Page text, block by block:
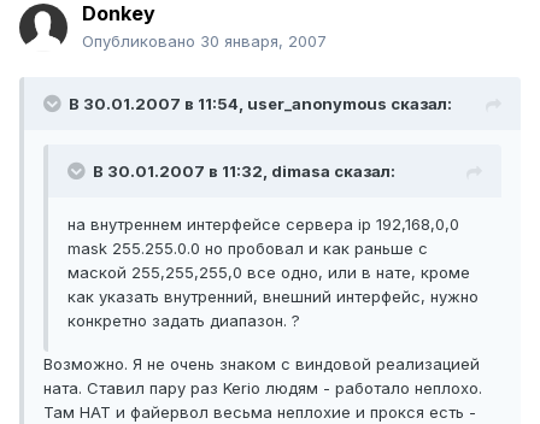
Donkey
Опубликовано 30 января, 2007
В 30.01.2007 в 11:54, user_anonymous сказал:
В 30.01.2007 в 11:32, dimasa сказал:
на внутреннем интерфейсе сервера ip 192,168,0,0
mask 255.255.0.0 но пробовал и как раньше с
маской 255,255,255,0 все одно, или в нате, кроме
как указать внутренний, внешний интерфейс, нужно
конкретно задать диапазон. ?
Возможно. Я не очень знаком с виндовой реализацией
ната. Ставил пару раз Kerio людям - работало неплохо.
Там НАТ и файервол весьма неплохие и прокся есть -